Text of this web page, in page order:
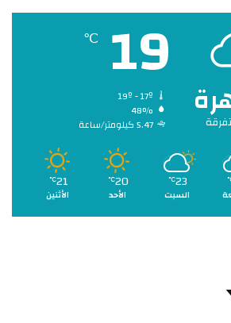
19
℃
48%
5.47 كيلومتر/ساعة
23
℃
السبت
20
℃
الأحد
21
℃
الأثنين